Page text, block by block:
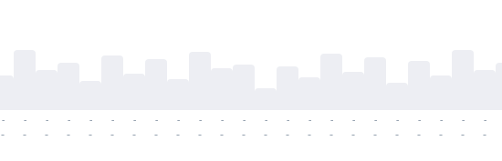
-
-
-
-
-
-
-
-
-
-
-
-
-
-
-
-
-
-
-
-
-
-
-
-
-
-
-
-
-
-
-
-
-
-
-
-
-
-
-
-
-
-
-
-
-
-